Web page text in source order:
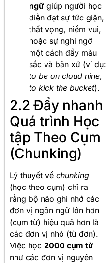
ngữ giúp người học
diễn đạt sự tức giận,
thất vọng, niềm vui,
hoặc sự nghi ngờ
một cách đầy màu
sắc và bản xứ (ví dụ:
to be on cloud nine,
to kick the bucket).
2.2 Đẩy nhanh
Quá trình Học
tập Theo Cụm
(Chunking)
Lý thuyết về chunking
(học theo cụm) chỉ ra
rằng bộ não ghi nhớ các
đơn vị ngôn ngữ lớn hơn
(cụm từ) hiệu quả hơn là
các đơn vị nhỏ (từ đơn).
Việc học 2000 cụm từ
như các đơn vị nguyên